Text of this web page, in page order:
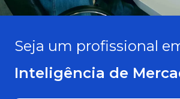
Seja um profissional
Inteligência de